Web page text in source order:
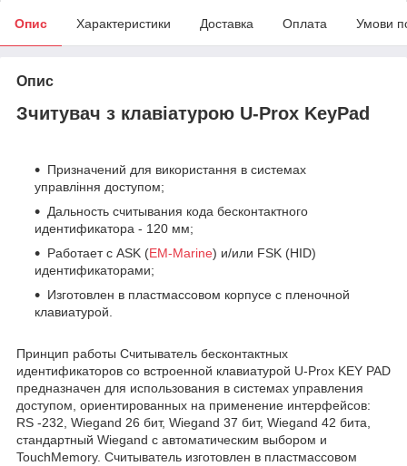
Опис Характеристики Доставка Оплата Умови
Опис
Зчитувач з клавіатурою U-Prox KeyPad
Призначений для використання в системах
управління доступом;
Дальность считывания кода бесконтактного
идентификатора - 120 мм;
Работает с ASK (EM-Marine) и/или FSK (HID)
идентификаторами;
Изготовлен в пластмассовом корпусе с пленочной
клавиатурой.
Принцип работы Считыватель бесконтактных
идентификаторов со встроенной клавиатурой U-Prox KEY PAD
предназначен для использования в системах управления
доступом, ориентированных на применение интерфейсов:
RS -232, Wiegand 26 бит, Wiegand 37 бит, Wiegand 42 бита,
стандартный Wiegand с автоматическим выбором и
TouchMemory. Считыватель изготовлен в пластмассовом